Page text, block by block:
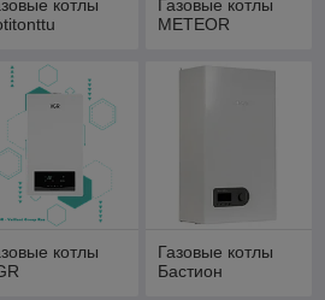
котлы
Газовые котлы
METEOR
котлы
Газовые котлы
Бастион